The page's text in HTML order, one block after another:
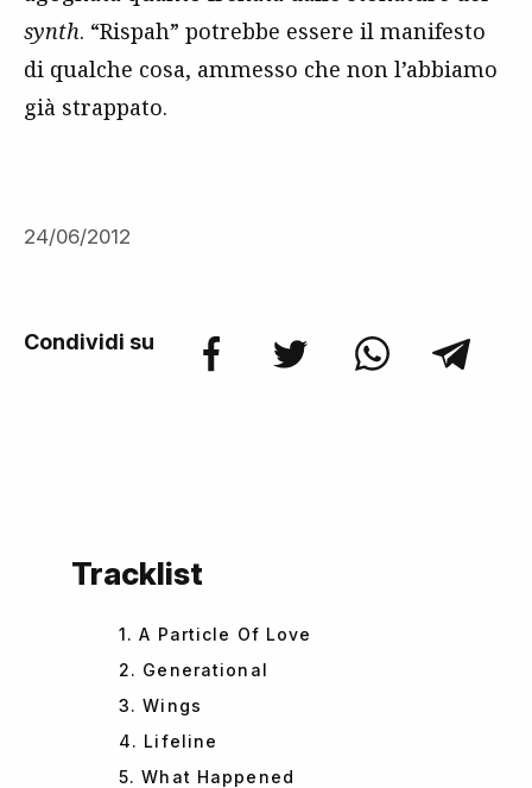
synth. “Rispah” potrebbe essere il manifesto
di qualche cosa, ammesso che non l’abbiamo
già strappato.
24/06/2012
Condividi su
Tracklist
1. A Particle Of Love
2. Generational
3. Wings
4. Lifeline
5. What Happened